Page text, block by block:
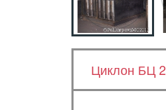
Циклон БЦ 2